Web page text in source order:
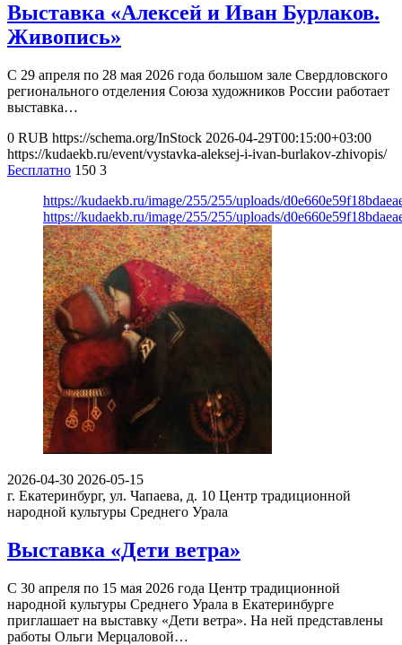
Выставка «Алексей и Иван Бурлаков.
Живопись»
С 29 апреля по 28 мая 2026 года большом зале Свердловского
регионального отделения Союза художников России работает
выставка…
0 RUB https://schema.org/InStock 2026-04-29T00:15:00+03:00
https://kudaekb.ru/event/vystavka-aleksej-i-ivan-burlakov-zhivopis/
Бесплатно 150 3
https://kudaekb.ru/image/255/255/uploads/
https://kudaekb.ru/image/255/255/uploads/
2026-04-30 2026-05-15
г. Екатеринбург, ул. Чапаева, д. 10 Центр традиционной
народной культуры Среднего Урала
Выставка «Дети ветра»
С 30 апреля по 15 мая 2026 года Центр традиционной
народной культуры Среднего Урала в Екатеринбурге
приглашает на выставку «Дети ветра». На ней представлены
работы Ольги Мерцаловой…